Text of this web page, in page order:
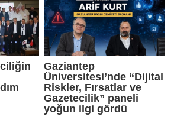
Gaziantep
Üniversitesi’nde “Dijital
Riskler, Fırsatlar ve
Gazetecilik” paneli
yoğun ilgi gördü